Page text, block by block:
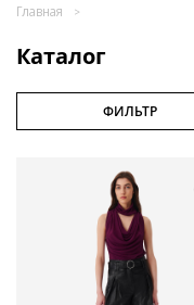
Главная
Каталог
ФИЛЬТР